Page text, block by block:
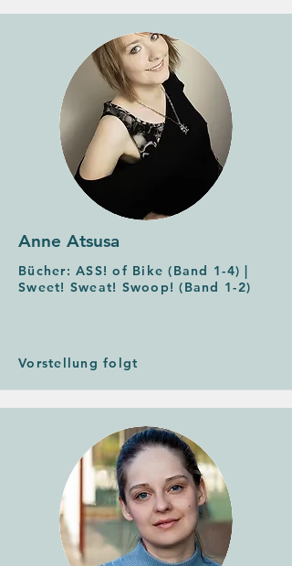
Anne Atsusa
Bücher: ASS! of Bike (Band 1-4) |
Sweet! Sweat! Swoop! (Band 1-2)
Vorstellung folgt